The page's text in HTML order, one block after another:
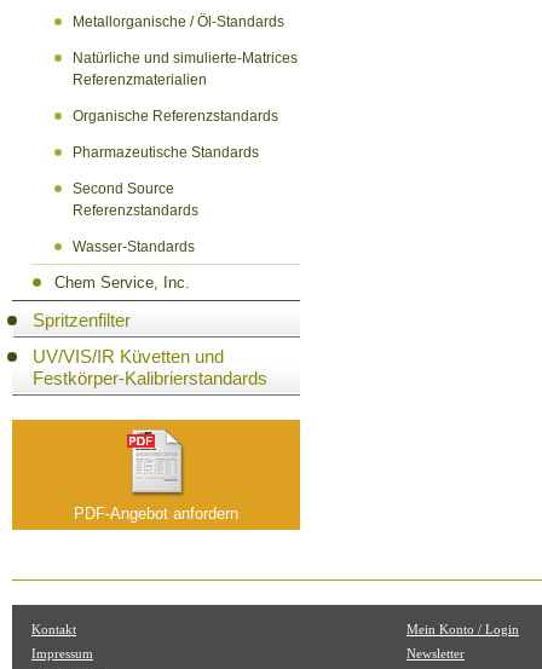
Metallorganische / Öl-Standards
Natürliche und simulierte-Matrices
Referenzmaterialien
Organische Referenzstandards
Pharmazeutische Standards
Second Source
Referenzstandards
Wasser-Standards
Chem Service, Inc.
Spritzenfilter
UV/VIS/IR Küvetten und
Festkörper-Kalibrierstandards
PDF-Angebot anfordern
Kontakt
Impressum
Mein Konto / Login
Newsletter